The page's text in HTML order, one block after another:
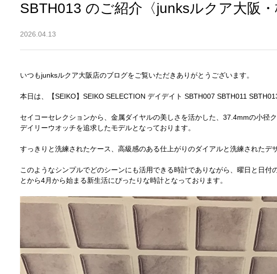
SBTH013 のご紹介〈junksルクア大阪・
2026.04.13
いつもjunksルクア大阪店のブログをご覧いただきありがとうございます。
本日は、【SEIKO】SEIKO SELECTION デイデイト SBTH007 SBTH011
セイコーセレクションから、金属ダイヤルの美しさを活かした、37.4mmの小径
デイリーウオッチを追求したモデルとなっております。
すっきりと洗練されたケース、高級感のある仕上がりのダイアルと洗練されたデ
このようなシンプルでどのシーンにも活用できる時計でありながら、曜日と日
とから4月から始まる新生活にぴったりな時計となっております。